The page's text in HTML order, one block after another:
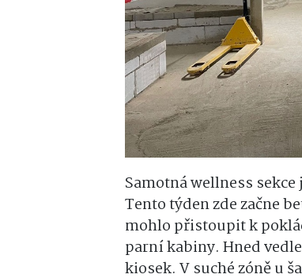
Samotná wellness
Tento týden zde začne
mohlo přistoupit k
parní kabiny. Hned
kiosek. V suché zóně u